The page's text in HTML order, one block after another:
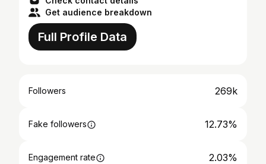
Get audience breakdown
Full Profile Data
Followers 269k
Fake followers 12.73%
Engagement rate 2.03%